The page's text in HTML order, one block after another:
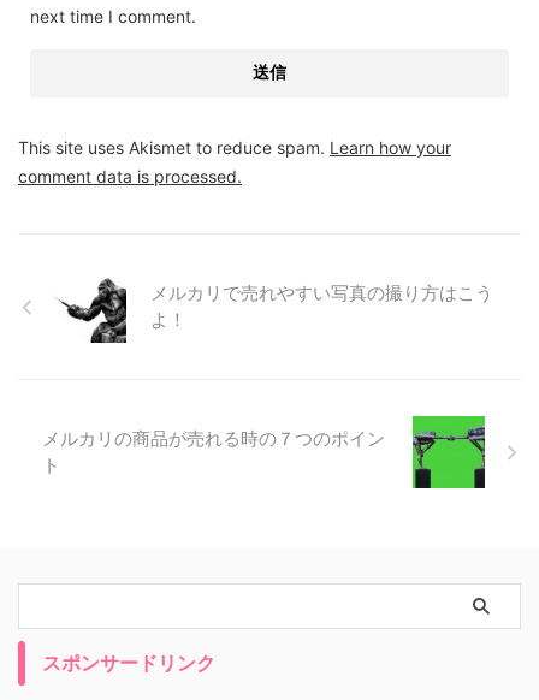
next time I comment.
This site uses Akismet to reduce spam. Learn how your
comment data is processed.
メルカリで売れやすい写真の撮り方はこう
よ！
メルカリの商品が売れる時の７つのポイン
ト
スポンサードリンク